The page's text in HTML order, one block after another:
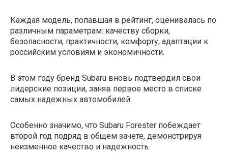
Каждая модель, попавшая в рейтинг, оценивалась по
различным параметрам: качеству сборки,
безопасности, практичности, комфорту, адаптации к
российским условиям и экономичности.
В этом году бренд Subaru вновь подтвердил свои
лидерские позиции, заняв первое место в списке
самых надежных автомобилей.
Особенно значимо, что Subaru Forester побеждает
второй год подряд в общем зачете, демонстрируя
неизменное качество и надежность.